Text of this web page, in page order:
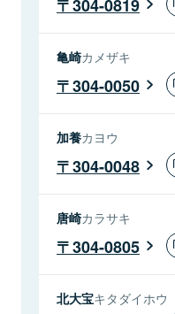
304-0819
亀崎カメザキ
304-0050
加養カヨウ
304-0048
唐崎カラサキ
304-0805
北大宝キタダイホウ